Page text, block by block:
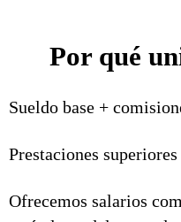
Por qué
Sueldo base +
Prestaciones
Ofrecemos salarios